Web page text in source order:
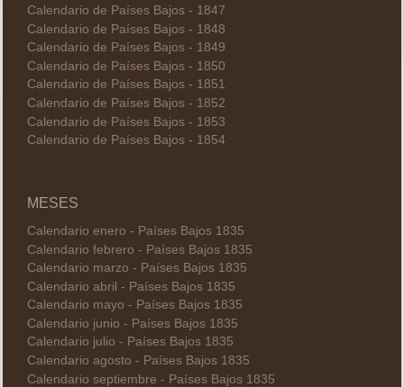
Calendario de Países Bajos - 1847
Calendario de Países Bajos - 1848
Calendario de Países Bajos - 1849
Calendario de Países Bajos - 1850
Calendario de Países Bajos - 1851
Calendario de Países Bajos - 1852
Calendario de Países Bajos - 1853
Calendario de Países Bajos - 1854
MESES
Calendario enero - Países Bajos 1835
Calendario febrero - Países Bajos 1835
Calendario marzo - Países Bajos 1835
Calendario abril - Países Bajos 1835
Calendario mayo - Países Bajos 1835
Calendario junio - Países Bajos 1835
Calendario julio - Países Bajos 1835
Calendario agosto - Países Bajos 1835
Calendario septiembre - Países Bajos 1835